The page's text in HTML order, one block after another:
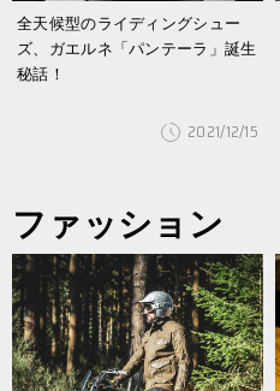
全天候型のライディングシュー
ズ、ガエルネ「パンテーラ」誕生
秘話！
2021/12/15
ファッション